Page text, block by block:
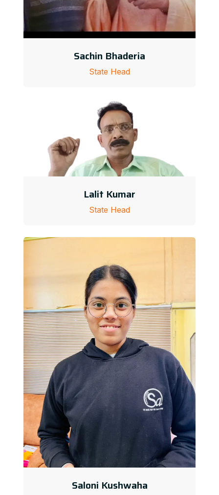
Sachin Bhaderia
State Head
Lalit Kumar
State Head
Saloni Kushwaha